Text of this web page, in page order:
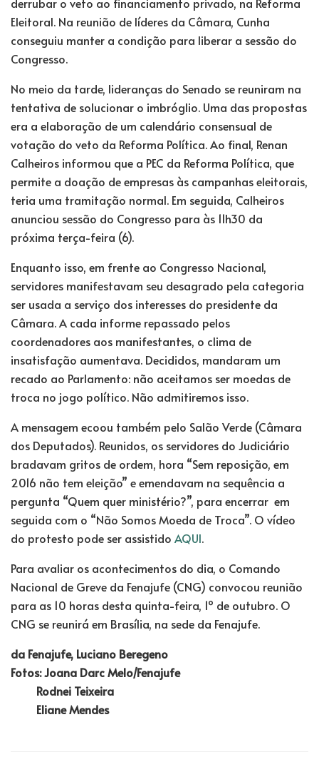
Eleitoral. Na reunião de líderes da Câmara, Cunha
conseguiu manter a condição para liberar a sessão do
Congresso.
No meio da tarde, lideranças do Senado se reuniram na
tentativa de solucionar o imbróglio. Uma das propostas
era a elaboração de um calendário consensual de
votação do veto da Reforma Política. Ao final, Renan
Calheiros informou que a PEC da Reforma Política, que
permite a doação de empresas às campanhas eleitorais,
teria uma tramitação normal. Em seguida, Calheiros
anunciou sessão do Congresso para às 11h30 da
próxima terça-feira (6).
Enquanto isso, em frente ao Congresso Nacional,
servidores manifestavam seu desagrado pela categoria
ser usada a serviço dos interesses do presidente da
Câmara. A cada informe repassado pelos
coordenadores aos manifestantes, o clima de
insatisfação aumentava. Decididos, mandaram um
recado ao Parlamento: não aceitamos ser moedas de
troca no jogo político. Não admitiremos isso.
A mensagem ecoou também pelo Salão Verde (Câmara
dos Deputados). Reunidos, os servidores do Judiciário
bradavam gritos de ordem, hora “Sem reposição, em
2016 não tem eleição” e emendavam na sequência a
pergunta “Quem quer ministério?”, para encerrar em
seguida com o “Não Somos Moeda de Troca”. O vídeo
do protesto pode ser assistido AQUI.
Para avaliar os acontecimentos do dia, o Comando
Nacional de Greve da Fenajufe (CNG) convocou reunião
para as 10 horas desta quinta-feira, 1º de outubro. O
CNG se reunirá em Brasília, na sede da Fenajufe.
da Fenajufe, Luciano Beregeno
Fotos: Joana Darc Melo/Fenajufe
Rodnei Teixeira
Eliane Mendes